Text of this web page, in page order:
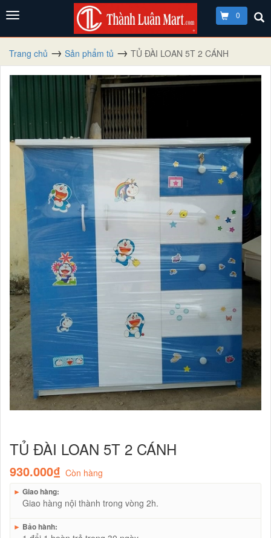
0
Trang chủ Sản phẩm tủ TỦ ĐÀI LOAN 5T 2 CÁNH
TỦ ĐÀI LOAN 5T 2 CÁNH
930.000₫ Còn hàng
► Giao hàng:
Giao hàng nội thành trong vòng 2h.
► Bảo hành: